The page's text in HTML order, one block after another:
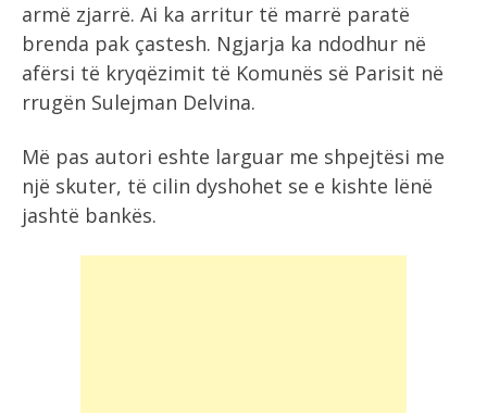
armë zjarrë. Ai ka arritur të marrë paratë
brenda pak çastesh. Ngjarja ka ndodhur në
afërsi të kryqëzimit të Komunës së Parisit në
rrugën Sulejman Delvina.
Më pas autori eshte larguar me shpejtësi me
një skuter, të cilin dyshohet se e kishte lënë
jashtë bankës.